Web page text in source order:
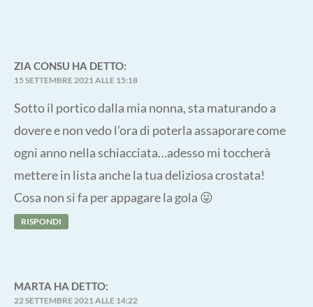
ZIA CONSU HA DETTO:
15 SETTEMBRE 2021 ALLE 15:18
Sotto il portico dalla mia nonna, sta maturando a
dovere e non vedo l’ora di poterla assaporare come
ogni anno nella schiacciata…adesso mi toccherà
mettere in lista anche la tua deliziosa crostata!
Cosa non si fa per appagare la gola 😛
RISPONDI
MARTA HA DETTO:
22 SETTEMBRE 2021 ALLE 14:22